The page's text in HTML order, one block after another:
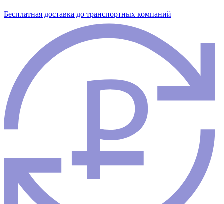
Бесплатная доставка до транспортных компаний